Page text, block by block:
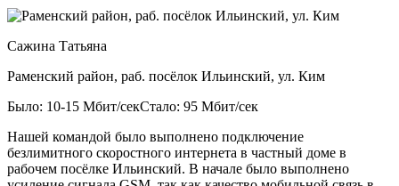
Сажина Татьяна
Раменский район, раб. посёлок Ильинский, ул. Ким
Было: 10-15 Мбит/секСтало: 95 Мбит/сек
Нашей командой было выполнено подключение
безлимитного скоростного интернета в частный доме в
рабочем посёлке Ильинский. В начале было выполнено